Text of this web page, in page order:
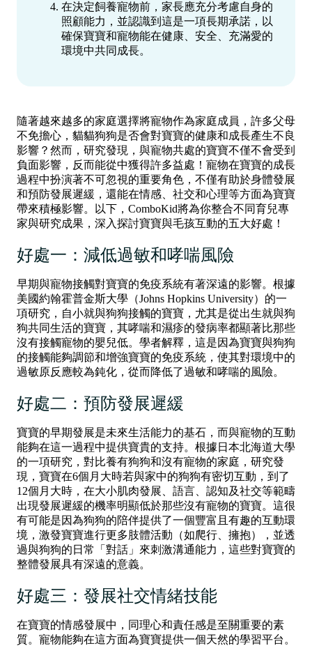
在決定飼養寵物前，家長應充分考慮自身的
照顧能力，並認識到這是一項長期承諾，以
確保寶寶和寵物能在健康、安全、充滿愛的
環境中共同成長。
隨著越來越多的家庭選擇將寵物作為家庭成員，許多父母
不免擔心，貓貓狗狗是否會對寶寶的健康和成長產生不良
影響？然而，研究發現，與寵物共處的寶寶不僅不會受到
負面影響，反而能從中獲得許多益處！寵物在寶寶的成長
過程中扮演著不可忽視的重要角色，不僅有助於身體發展
和預防發展遲緩，還能在情感、社交和心理等方面為寶寶
帶來積極影響。以下，ComboKid將為你整合不同育兒專
家與研究成果，深入探討寶寶與毛孩互動的五大好處！
好處一：減低過敏和哮喘風險
早期與寵物接觸對寶寶的免疫系統有著深遠的影響。根據
美國約翰霍普金斯大學（Johns Hopkins University）的一
項研究，自小就與狗狗接觸的寶寶，尤其是從出生就與狗
狗共同生活的寶寶，其哮喘和濕疹的發病率都顯著比那些
沒有接觸寵物的嬰兒低。學者解釋，這是因為寶寶與狗狗
的接觸能夠調節和增強寶寶的免疫系統，使其對環境中的
過敏原反應較為鈍化，從而降低了過敏和哮喘的風險。
好處二：預防發展遲緩
寶寶的早期發展是未來生活能力的基石，而與寵物的互動
能夠在這一過程中提供寶貴的支持。根據日本北海道大學
的一項研究，對比養有狗狗和沒有寵物的家庭，研究發
現，寶寶在6個月大時若與家中的狗狗有密切互動，到了
12個月大時，在大小肌肉發展、語言、認知及社交等範疇
出現發展遲緩的機率明顯低於那些沒有寵物的寶寶。這很
有可能是因為狗狗的陪伴提供了一個豐富且有趣的互動環
境，激發寶寶進行更多肢體活動（如爬行、擁抱），並透
過與狗狗的日常「對話」來刺激溝通能力，這些對寶寶的
整體發展具有深遠的意義。
好處三：發展社交情緒技能
在寶寶的情感發展中，同理心和責任感是至關重要的素
質。寵物能夠在這方面為寶寶提供一個天然的學習平台。